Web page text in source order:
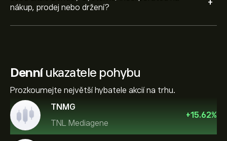
nákup, prodej nebo držení?
+
Denníukazatele pohybu
Prozkoumejte největší hybatele akcií na trhu.
TNMG
TNL Mediagene
+15.62%